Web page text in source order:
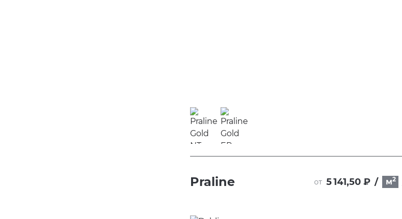
Praline от 5 141,50 ₽ / м2